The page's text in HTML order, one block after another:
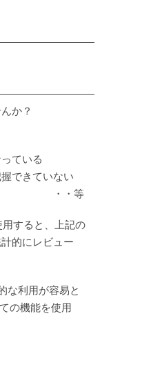
か？
ている
できていない
すると、上記の
的にレビュー
な利用が容易と
の機能を使用